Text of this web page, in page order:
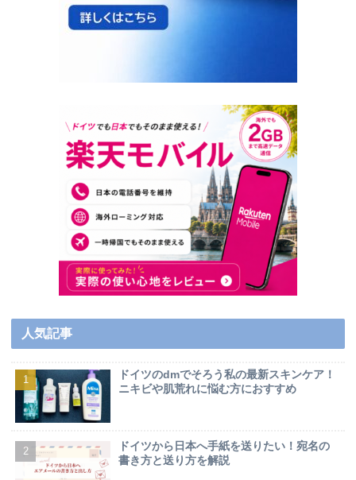
人気記事
ドイツのdmでそろう私の最新スキンケア！
ニキビや肌荒れに悩む方におすすめ
ドイツから日本へ手紙を送りたい！宛名の
書き方と送り方を解説